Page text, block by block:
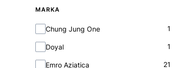
MARKA
Marka
Chung Jung One 1
Doyal 1
Emro Aziatica 21